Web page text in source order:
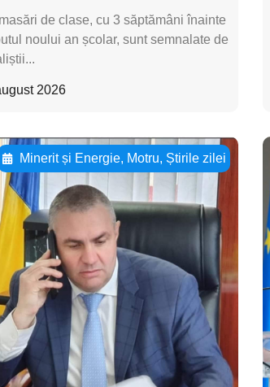
de clase, cu 3 săptămâni înainte
noului an școlar, sunt semnalate de
2026
Minerit și Energie, Motru, Știrile zilei
aici textul
aici
pentru
aici
pentru
aici
pentru subti